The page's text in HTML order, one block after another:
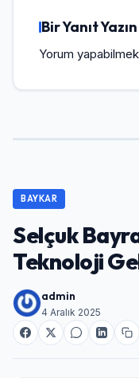
Bir Yanıt Yazın
Yorum
BAYKAR
Selçuk
Teknoloji
admin
4 Aralık 2025